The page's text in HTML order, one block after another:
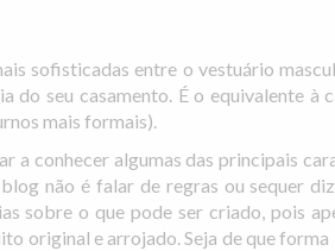
sofisticadas entre o vestuário
do seu casamento. É o equivalente à
mais formais).
a conhecer algumas das principais
não é falar de regras ou sequer
sobre o que pode ser criado, pois
original e arrojado. Seja de que